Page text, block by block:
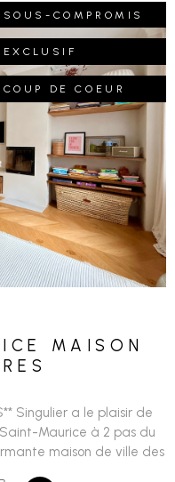
MAISON
Singulier a le plaisir de
Maurice à 2 pas du
maison de ville des
SOUS-COMPROMIS
EXCLUSIF
COUP DE COEUR